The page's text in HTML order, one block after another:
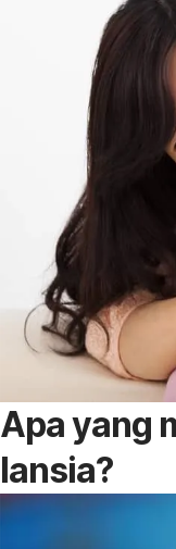
Apa yang
lansia?